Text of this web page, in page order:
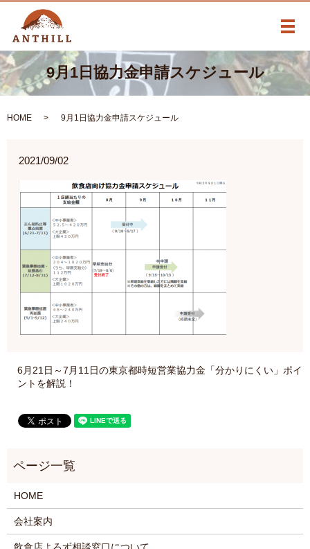
メ
9月1日協力金申請スケジュール
HOME 9月1日協力金申請スケジュール
2021/09/02
6月21日～7月11日の東京都時短営業協力金「分かりにくい」ポイ
ントを解説！
HOME
会社案内